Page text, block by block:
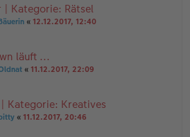
| Kategorie: Rätsel
« 12.12.2017, 12:40
läuft ...
« 11.12.2017, 22:09
Kategorie: Kreatives
« 11.12.2017, 20:46